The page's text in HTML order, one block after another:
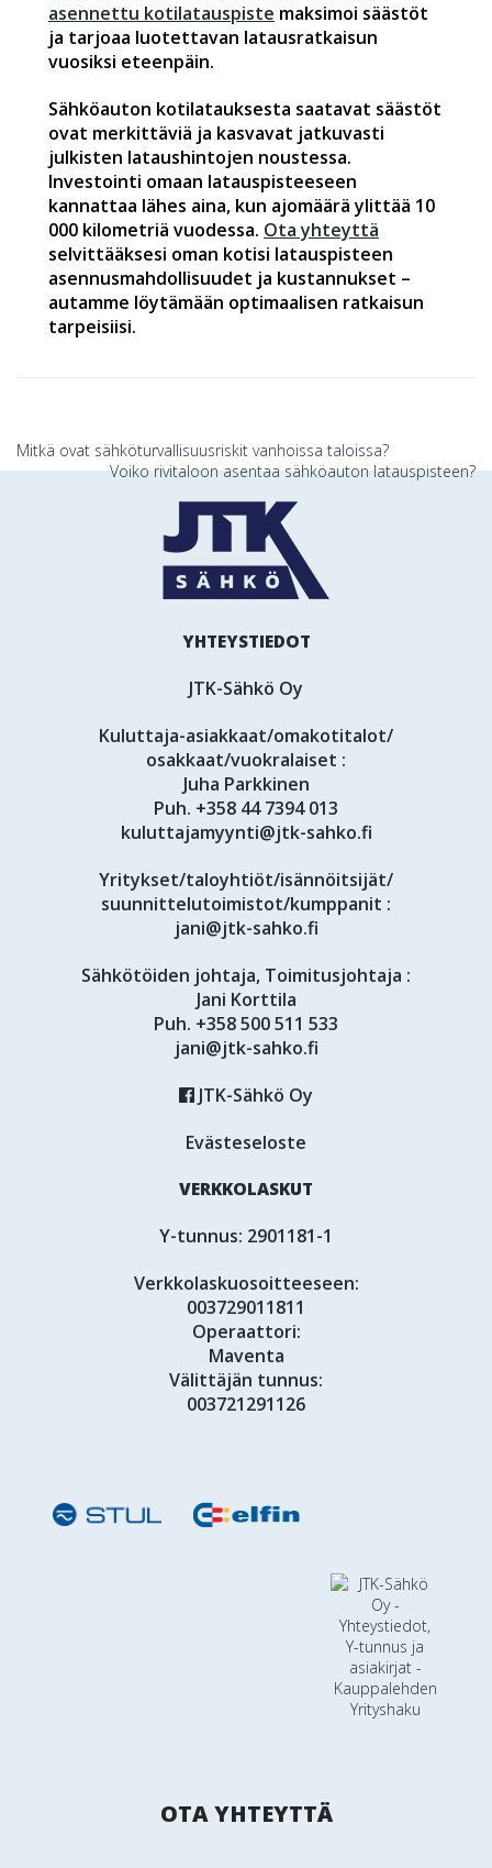
asennettu kotilatauspiste maksimoi säästöt
ja tarjoaa luotettavan latausratkaisun
vuosiksi eteenpäin.
Sähköauton kotilatauksesta saatavat säästöt
ovat merkittäviä ja kasvavat jatkuvasti
julkisten lataushintojen noustessa.
Investointi omaan latauspisteeseen
kannattaa lähes aina, kun ajomäärä ylittää 10
000 kilometriä vuodessa. Ota yhteyttä
selvittääksesi oman kotisi latauspisteen
asennusmahdollisuudet ja kustannukset –
autamme löytämään optimaalisen ratkaisun
tarpeisiisi.
Artikkelien
Mitkä ovat sähköturvallisuusriskit vanhoissa taloissa?
Voiko rivitaloon asentaa sähköauton latauspisteen?
YHTEYSTIEDOT
JTK-Sähkö Oy
Kuluttaja-asiakkaat/omakotitalot/
osakkaat/vuokralaiset :
Juha Parkkinen
Puh. +358 44 7394 013
kuluttajamyynti@jtk-sahko.fi
Yritykset/taloyhtiöt/isännöitsijät/
suunnittelutoimistot/kumppanit :
jani@jtk-sahko.fi
Sähkötöiden johtaja, Toimitusjohtaja :
Jani Korttila
Puh. +358 500 511 533
jani@jtk-sahko.fi
JTK-Sähkö Oy
Evästeseloste
VERKKOLASKUT
Y-tunnus: 2901181-1
Verkkolaskuosoitteeseen:
003729011811
Operaattori:
Maventa
Välittäjän tunnus:
003721291126
OTA YHTEYTTÄ